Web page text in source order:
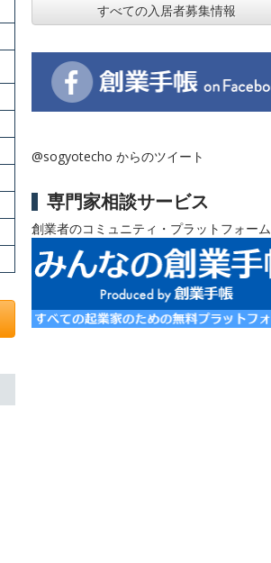
すべての入居者募集情報
@sogyotecho からのツイート
専門家相談サービス
創業者のコミュニティ・プラットフォーム